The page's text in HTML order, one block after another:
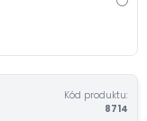
Kód produktu:
8714